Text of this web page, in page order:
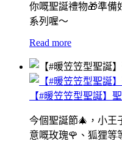
你嘅聖誕禮物🎁準備
系列喔～
Read more
【#暖笠笠型聖誕】
今個聖誕節🎄，小王
意嘅玫瑰🌹、狐狸等